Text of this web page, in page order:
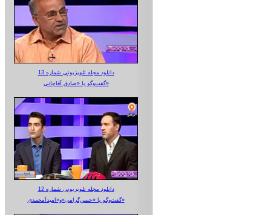
دانلود مجله تلویزیونی شماره 13
گفت‌وگو با «صادق آقاجانی»
دانلود مجله تلویزیونی شماره 12
گفت‌وگو با «حسن‌گرامی»و«امیدآمحمدی»